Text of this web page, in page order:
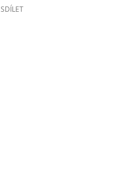
SDÍLET